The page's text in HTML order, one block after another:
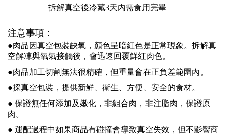
拆解真空後冷藏3天內需食用完畢
注意事項：
●肉品因真空包裝缺氧，顏色呈暗紅色是正常現象。拆解真
空解凍與氧氣接觸後，會迅速回覆鮮紅肉色。
●肉品加工切割無法很精確，但重量會在正負差範圍內。
●採真空包裝，提供新鮮、衛生、方便、安全的食材。
● 保證無任何添加及嫩化，非組合肉，非注脂肉，保證原
肉。
● 運配過程中如果商品有碰撞會導致真空失效，但不影響商